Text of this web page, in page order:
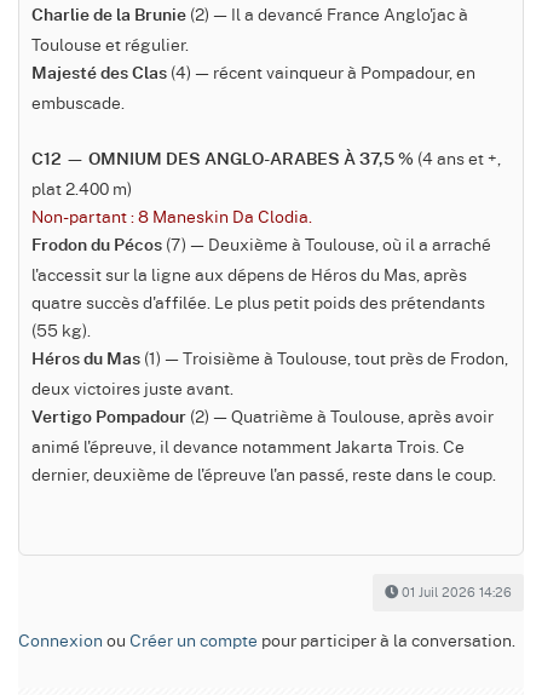
Charlie de la Brunie (2) — Il a devancé France Anglo'jac à
Toulouse et régulier.
Majesté des Clas (4) — récent vainqueur à Pompadour, en
embuscade.
C12 — OMNIUM DES ANGLO-ARABES À 37,5 % (4 ans et +,
plat 2.400 m)
Non-partant : 8 Maneskin Da Clodia.
Frodon du Pécos (7) — Deuxième à Toulouse, où il a arraché
l'accessit sur la ligne aux dépens de Héros du Mas, après
quatre succès d'affilée. Le plus petit poids des prétendants
(55 kg).
Héros du Mas (1) — Troisième à Toulouse, tout près de Frodon,
deux victoires juste avant.
Vertigo Pompadour (2) — Quatrième à Toulouse, après avoir
animé l'épreuve, il devance notamment Jakarta Trois. Ce
dernier, deuxième de l'épreuve l'an passé, reste dans le coup.
01 Juil 2026 14:26
Connexion ou Créer un compte pour participer à la conversation.